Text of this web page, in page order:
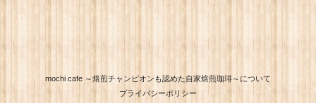
mochi cafe ～焙煎チャンピオンも認めた自家焙煎珈琲～について
プライバシーポリシー